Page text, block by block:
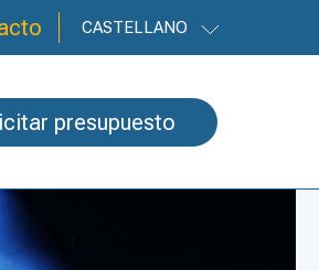
CASTELLANO
presupuesto